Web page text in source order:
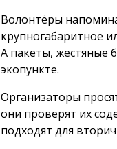
Волонтёры
крупногабаритное
А пакеты, жестяные
экопункте.
Организаторы
они проверят их
подходят для